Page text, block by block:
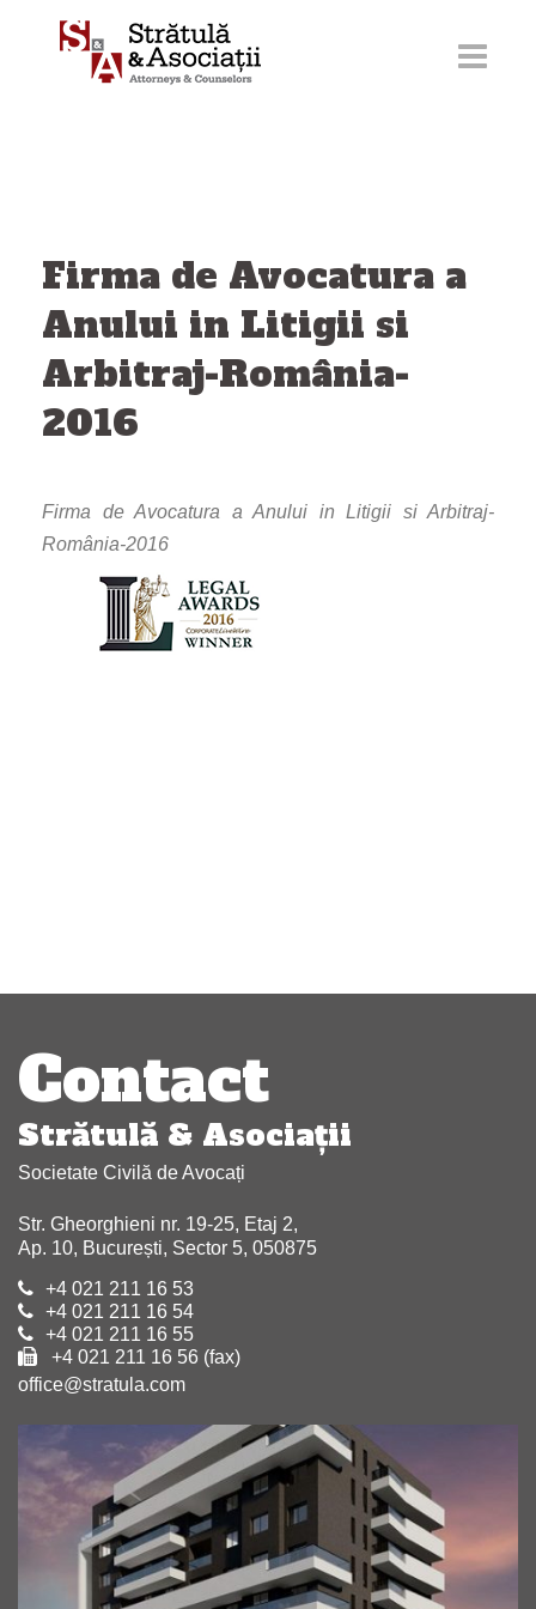
Firma de Avocatura a
Anului in Litigii si
Arbitraj-România-
2016
Firma de Avocatura a Anului in Litigii si Arbitraj-
România-2016
Contact
Strătulă & Asociaţii
Societate Civilă de Avocați
Str. Gheorghieni nr. 19-25, Etaj 2,
Ap. 10, București, Sector 5, 050875
+4 021 211 16 53
+4 021 211 16 54
+4 021 211 16 55
+4 021 211 16 56 (fax)
office@stratula.com